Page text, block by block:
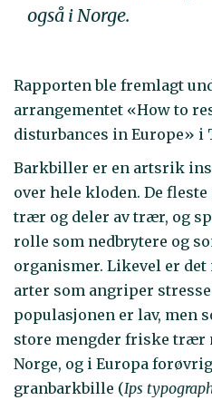
også i Norge.
Rapporten ble fremlagt
arrangementet «How to
disturbances in Europe» i
Barkbiller er en artsrik
over hele kloden. De
trær og deler av trær, og
rolle som nedbrytere og
organismer. Likevel er
arter som angriper
populasjonen er lav, men
store mengder friske trær
Norge, og i Europa
granbarkbille (Ips